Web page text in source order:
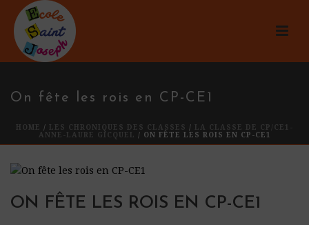
On fête les rois en CP-CE1
HOME / LES CHRONIQUES DES CLASSES /
LA CLASSE DE CP/CE1-
ANNE-LAURE GICQUEL
/ ON FÊTE LES ROIS EN CP-CE1
ON FÊTE LES ROIS EN CP-CE1